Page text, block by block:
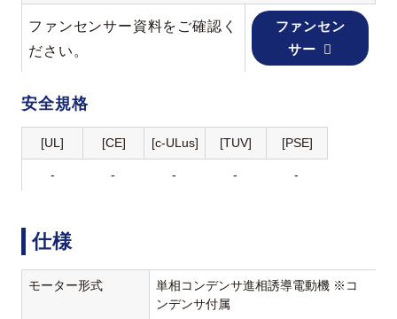
ファンセンサー資料をご確認く
ださい。
ファンセン
サー
安全規格
[UL] [CE] [c-ULus] [TUV] [PSE]
- - - - -
仕様
モーター形式
単相コンデンサ進相誘導電動機 ※コ
ンデンサ付属